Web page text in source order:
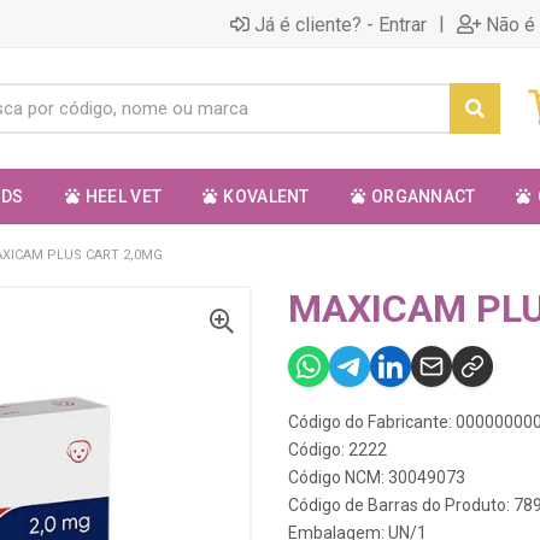
Já é cliente? - Entrar | Não
HEEL VET KOVALENT ORGANNACT
PLUS CART 2,0MG
MAXICAM
Código do Fabricante:
Código: 2222
Código NCM: 30049073
Código de Barras do Produto:
Embalagem: UN/1